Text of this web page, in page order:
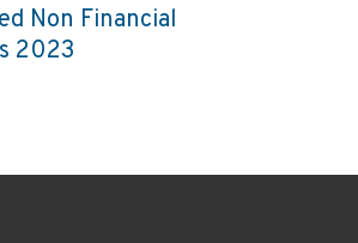
Non Financial
2023